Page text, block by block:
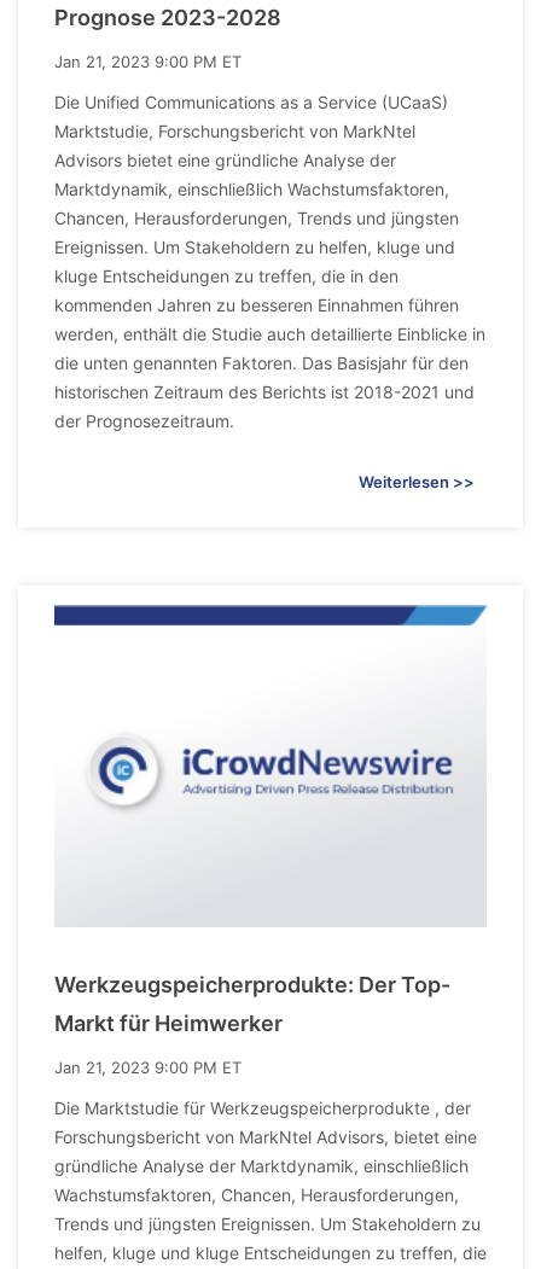
Prognose 2023-2028
Jan 21, 2023 9:00 PM ET
Die Unified Communications as a Service (UCaaS)
Marktstudie, Forschungsbericht von MarkNtel
Advisors bietet eine gründliche Analyse der
Marktdynamik, einschließlich Wachstumsfaktoren,
Chancen, Herausforderungen, Trends und jüngsten
Ereignissen. Um Stakeholdern zu helfen, kluge und
kluge Entscheidungen zu treffen, die in den
kommenden Jahren zu besseren Einnahmen führen
werden, enthält die Studie auch detaillierte Einblicke in
die unten genannten Faktoren. Das Basisjahr für den
historischen Zeitraum des Berichts ist 2018-2021 und
der Prognosezeitraum.
Weiterlesen >>
Werkzeugspeicherprodukte: Der Top-
Markt für Heimwerker
Jan 21, 2023 9:00 PM ET
Die Marktstudie für Werkzeugspeicherprodukte , der
Forschungsbericht von MarkNtel Advisors, bietet eine
gründliche Analyse der Marktdynamik, einschließlich
Wachstumsfaktoren, Chancen, Herausforderungen,
Trends und jüngsten Ereignissen. Um Stakeholdern zu
helfen, kluge und kluge Entscheidungen zu treffen, die